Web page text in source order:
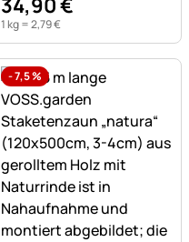
1 kg =2,79€
-7,5%